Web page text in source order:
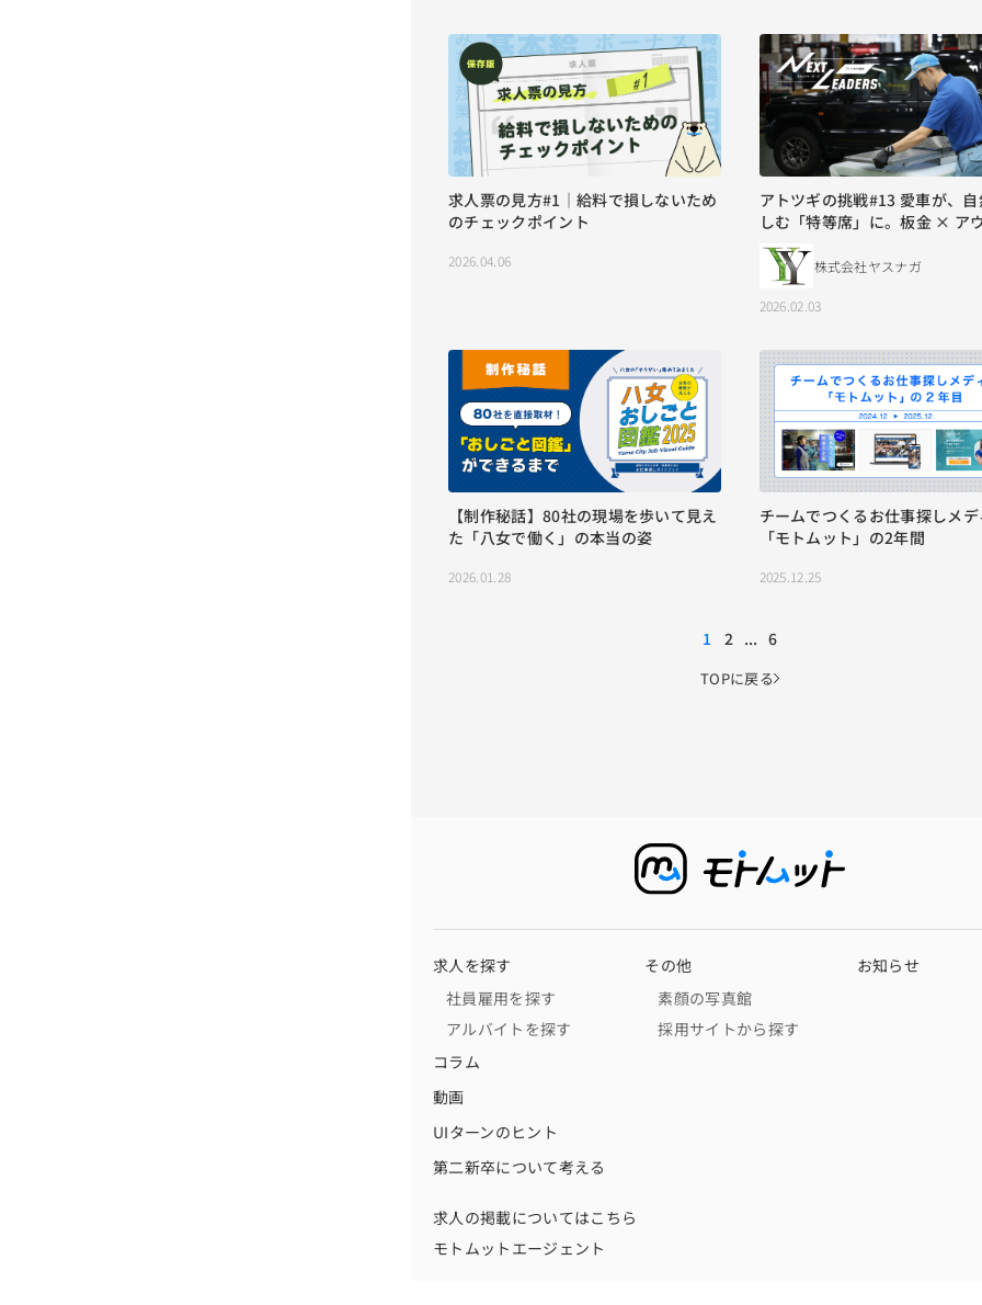
求人票の見方#1｜給料で損しないため
のチェックポイント
2026.04.06
アトツギの挑戦#13 愛車が、自然を楽
しむ「特等席」に。板金 × ア
アの可能性
株式会社ヤスナガ
2026.02.03
【制作秘話】80社の現場を歩いて見え
た「八女で働く」の本当の姿
2026.01.28
チームでつくるお仕事探しメ
「モトムット」の2年間
2025.12.25
1 2 ... 6
TOPに戻る
求人を探す
社員雇用を探す
アルバイトを探す
コラム
動画
UIターンのヒント
第二新卒について考える
その他
素顔の写真館
採用サイトから探す
お知らせ
求人の掲載についてはこちら
モトムットエージェント